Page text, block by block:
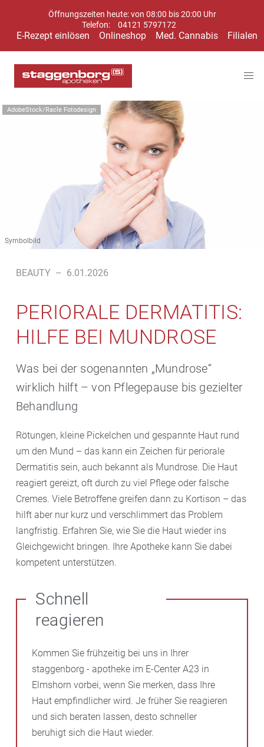
Öffnungszeiten heute: von 08:00 bis 20:00 Uhr
Telefon:
04121 5797172
E-Rezept einlösen Onlineshop Med. Cannabis Filialen
AdobeStock/Racle Fotodesign
Symbolbild
BEAUTY – 6.01.2026
PERIORALE DERMATITIS:
HILFE BEI MUNDROSE
Was bei der sogenannten „Mundrose“
wirklich hilft – von Pflegepause bis gezielter
Behandlung
Rötungen, kleine Pickelchen und gespannte Haut rund
um den Mund – das kann ein Zeichen für periorale
Dermatitis sein, auch bekannt als Mundrose. Die Haut
reagiert gereizt, oft durch zu viel Pflege oder falsche
Cremes. Viele Betroffene greifen dann zu Kortison – das
hilft aber nur kurz und verschlimmert das Problem
langfristig. Erfahren Sie, wie Sie die Haut wieder ins
Gleichgewicht bringen. Ihre Apotheke kann Sie dabei
kompetent unterstützen.
Schnell
reagieren
Kommen Sie frühzeitig bei uns in Ihrer
staggenborg - apotheke im E-Center A23 in
Elmshorn vorbei, wenn Sie merken, dass Ihre
Haut empfindlicher wird. Je früher Sie reagieren
und sich beraten lassen, desto schneller
beruhigt sich die Haut wieder.